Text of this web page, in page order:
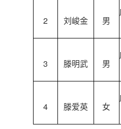
2 刘峻金 男
3 滕明武 男
4 滕爱英 女